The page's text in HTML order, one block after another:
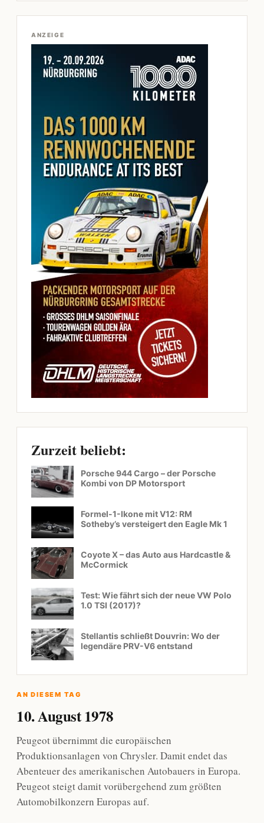
ANZEIGE
Zurzeit beliebt:
Porsche 944 Cargo – der Porsche
Kombi von DP Motorsport
Formel-1-Ikone mit V12: RM
Sotheby’s versteigert den Eagle Mk 1
Coyote X – das Auto aus Hardcastle &
McCormick
Test: Wie fährt sich der neue VW Polo
1.0 TSI (2017)?
Stellantis schließt Douvrin: Wo der
legendäre PRV-V6 entstand
AN DIESEM TAG
10. August 1978
Peugeot übernimmt die europäischen
Produktionsanlagen von Chrysler. Damit endet das
Abenteuer des amerikanischen Autobauers in Europa.
Peugeot steigt damit vorübergehend zum größten
Automobilkonzern Europas auf.